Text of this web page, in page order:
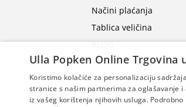
Načini plaćanja
Tablica veličina
BLOG
Ulla Popken Online Trgovina
Koristimo kolačiće za personalizaciju
stranice s našim partnerima za oglašavanje
iz vašeg korištenja njihovih usluga. Podrobno